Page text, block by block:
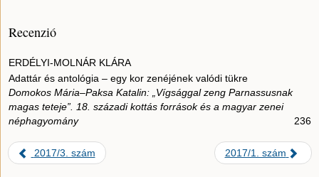
Recenzió
ERDÉLYI-MOLNÁR KLÁRA
Adattár és antológia – egy kor zenéjének valódi tükre
Domokos Mária–Paksa Katalin: „Vígsággal zeng Parnassusnak
magas teteje”. 18. századi kottás források és a magyar zenei
néphagyomány
236
2017/3. szám 2017/1. szám